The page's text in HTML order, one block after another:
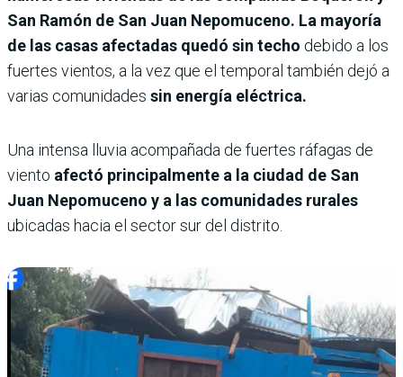
San Ramón de San Juan Nepomuceno. La mayoría
de las casas afectadas quedó sin techo debido a los
fuertes vientos, a la vez que el temporal también dejó a
varias comunidades sin energía eléctrica.
Una intensa lluvia acompañada de fuertes ráfagas de
viento afectó principalmente a la ciudad de San
Juan Nepomuceno y a las comunidades rurales
ubicadas hacia el sector sur del distrito.